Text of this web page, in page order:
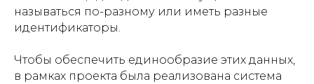
называться по-разному или иметь разные
идентификаторы.
Чтобы обеспечить единообразие этих данных,
в рамках проекта была реализована система